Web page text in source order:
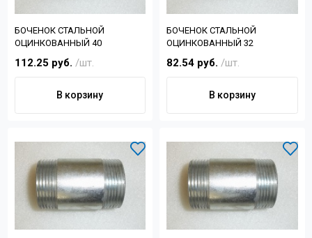
БОЧЕНОК СТАЛЬНОЙ
ОЦИНКОВАННЫЙ 40
112.25 руб. /шт.
В корзину
БОЧЕНОК СТАЛЬНОЙ
ОЦИНКОВАННЫЙ 32
82.54 руб. /шт.
В корзину